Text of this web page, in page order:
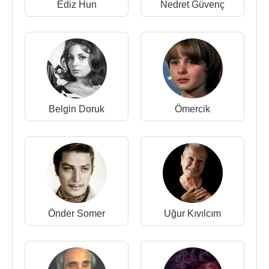
dükkanlarına girerek, Samanyolu şarkısının plağını
Genellikle kırık aşklar üzerine yazanKerime Nadir
40'tan fazla roman yazmıştır. 30 civarında eseri
senaryolaştırılarak sinema filmi çevrilmiştir. Kaleme
aldığı aşk ve karasevda romanları, tefrika edildikleri
yıllarda gazetelerin tirajını artırdı.
Uzun yıllar Maçka Palas'ta kalmıştır. Anılarını
Romancının Dünyası (1938) adlı kitapta topladı.
Başlıca romanları arasında Yeşil Işıklar (1937),
Hıçkırık (1938), Seven Ne Yapmaz (1940), Gelinlik
Kız (1943), Uykusuz Geceler (1945), Kahkaha
(1946), Posta Güvercini (1950), Pervane (1955),
Esir Kuş (1957) ve Sonbahar (1958) sayılabilir.
Kerime Nadir, Romancının Dünyası adlı anı
kitabında belirttiğine göre, çocukluğunda yaz
Ediz Hun Nedret Güvenç
Belgin Doruk Ömercik
Önder Somer Uğur Kıvılcım